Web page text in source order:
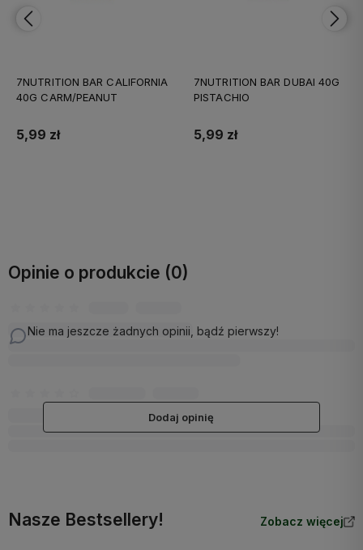
7NUTRITION BAR CALIFORNIA
40G CARM/PEANUT
5,99 zł
7NUTRITION BAR DUBAI 40G
PISTACHIO
5,99 zł
Opinie o produkcie (0)
Nie ma jeszcze żadnych opinii, bądź pierwszy!
Dodaj opinię
Nasze Bestsellery! Zobacz więcej